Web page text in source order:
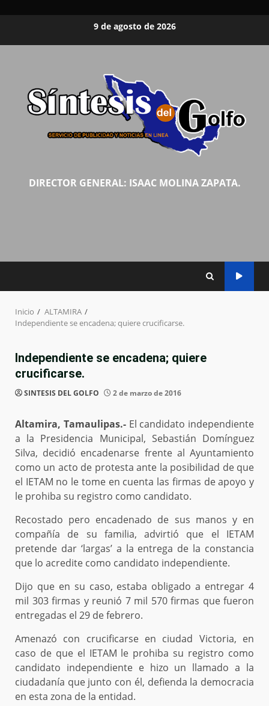
9 de agosto de 2026
DIRECTOR GENERAL: ISAAC MOLINA ZAPATA.
Inicio
ALTAMIRA
Independiente se encadena; quiere crucificarse.
Independiente se encadena; quiere
crucificarse.
SINTESIS DEL GOLFO 2 de marzo de 2016
Altamira, Tamaulipas.-El candidato independiente
a la Presidencia Municipal, Sebastián Domínguez
Silva, decidió encadenarse frente al Ayuntamiento
como un acto de protesta ante la posibilidad de que
el IETAM no le tome en cuenta las firmas de apoyo y
le prohiba su registro como candidato.
Recostado pero encadenado de sus manos y en
compañía de su familia, advirtió que el IETAM
pretende dar ‘largas’ a la entrega de la constancia
que lo acredite como candidato independiente.
Dijo que en su caso, estaba obligado a entregar 4
mil 303 firmas y reunió 7 mil 570 firmas que fueron
entregadas el 29 de febrero.
Amenazó con crucificarse en ciudad Victoria, en
caso de que el IETAM le prohiba su registro como
candidato independiente e hizo un llamado a la
ciudadanía que junto con él, defienda la democracia
en esta zona de la entidad.